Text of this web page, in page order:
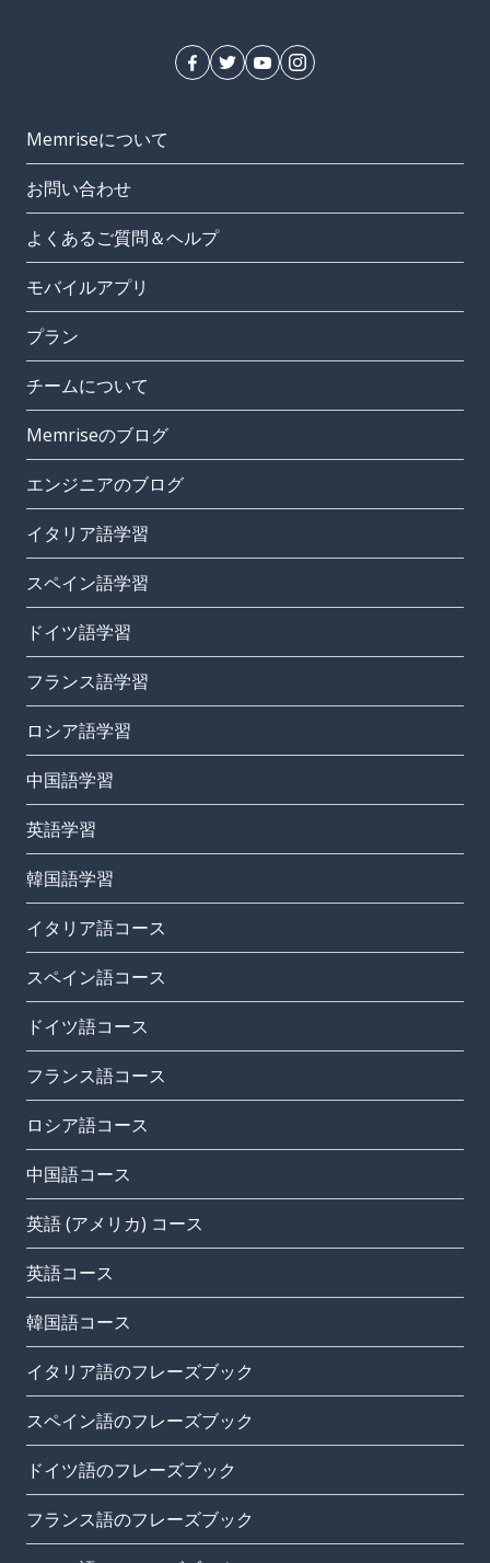
Memriseについて
お問い合わせ
よくあるご質問＆ヘルプ
モバイルアプリ
プラン
チームについて
Memriseのブログ
エンジニアのブログ
イタリア語学習
スペイン語学習
ドイツ語学習
フランス語学習
ロシア語学習
中国語学習
英語学習
韓国語学習
イタリア語コース
スペイン語コース
ドイツ語コース
フランス語コース
ロシア語コース
中国語コース
英語 (アメリカ) コース
英語コース
韓国語コース
イタリア語のフレーズブック
スペイン語のフレーズブック
ドイツ語のフレーズブック
フランス語のフレーズブック